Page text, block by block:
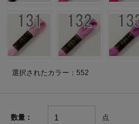
選択されたカラー：552
数量： 点